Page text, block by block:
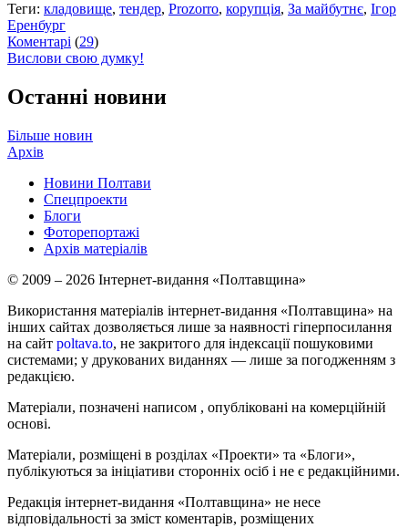
Теги: кладовище, тендер, Prozorro, корупція, За майбутнє, Ігор
Еренбург
Коментарі (29)
Вислови свою думку!
Останні новини
Більше новин
Архів
Новини Полтави
Спецпроекти
Блоги
Фоторепортажі
Архів матеріалів
© 2009 – 2026 Інтернет-видання «Полтавщина»
Використання матеріалів інтернет-видання «Полтавщина» на
інших сайтах дозволяється лише за наявності гіперпосилання
на сайт poltava.to, не закритого для індексації пошуковими
системами; у друкованих виданнях — лише за погодженням з
редакцією.
Матеріали, позначені написом , опубліковані на комерційній
основі.
Матеріали, розміщені в розділах «Проекти» та «Блоги»,
публікуються за ініціативи сторонніх осіб і не є редакційними.
Редакція інтернет-видання «Полтавщина» не несе
відповідальності за зміст коментарів, розміщених